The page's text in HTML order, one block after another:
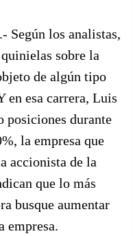
Según los analistas,
sobre la
de algún tipo
esa carrera, Luis
posiciones durante
la empresa que
accionista de la
que lo más
busque aumentar
empresa.